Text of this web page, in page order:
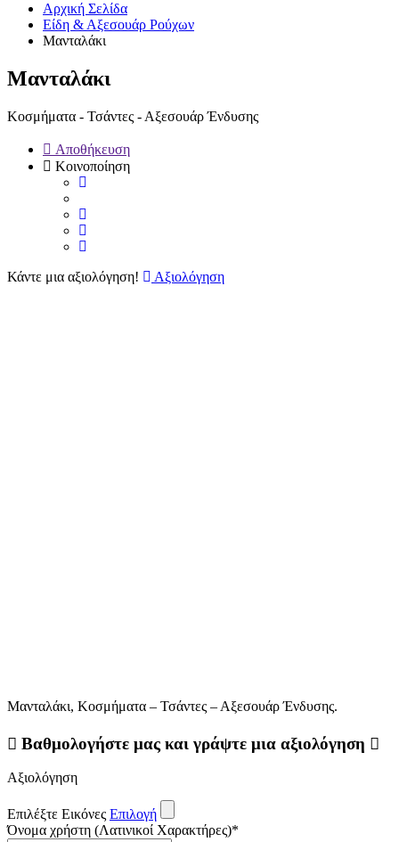
Αρχική Σελίδα
Είδη & Αξεσουάρ Ρούχων
Μανταλάκι
Μανταλάκι
Κοσμήματα - Τσάντες - Αξεσουάρ Ένδυσης
Αποθήκευση
Κοινοποίηση
Κάντε μια αξιολόγηση! Αξιολόγηση
Μανταλάκι, Κοσμήματα – Τσάντες – Αξεσουάρ Ένδυσης.
Βαθμολογήστε μας και γράψτε μια αξιολόγηση
Αξιολόγηση
Επιλέξτε Εικόνες Επιλογή
Όνομα χρήστη (Λατινικοί Χαρακτήρες)*